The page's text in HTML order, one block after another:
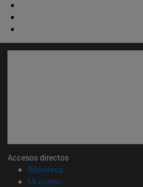
Accesos directos
Biblioteca
Mi correo(abre en nueva ventana)